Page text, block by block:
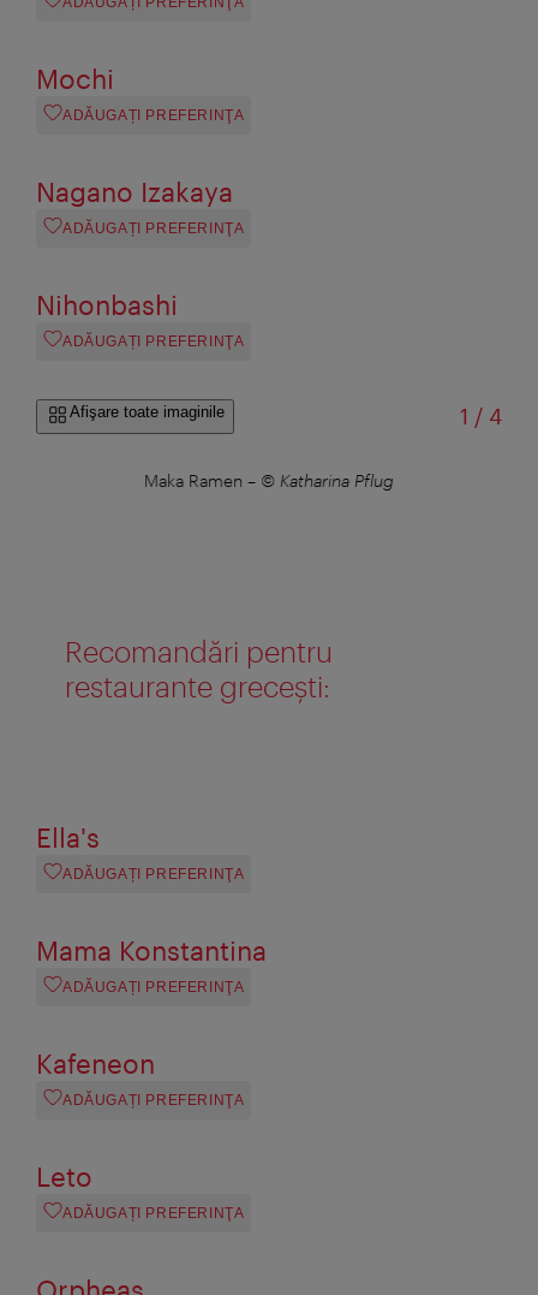
Mochi
ADĂUGAȚI PREFERINŢA
Nagano Izakaya
ADĂUGAȚI PREFERINŢA
Nihonbashi
ADĂUGAȚI PREFERINŢA
Afişare toate imaginile 1 /din
4
Maka Ramen – © Katharina Pflug
Recomandări pentru
restaurante greceşti:
Ella's
ADĂUGAȚI PREFERINŢA
Mama Konstantina
ADĂUGAȚI PREFERINŢA
Kafeneon
ADĂUGAȚI PREFERINŢA
Leto
ADĂUGAȚI PREFERINŢA